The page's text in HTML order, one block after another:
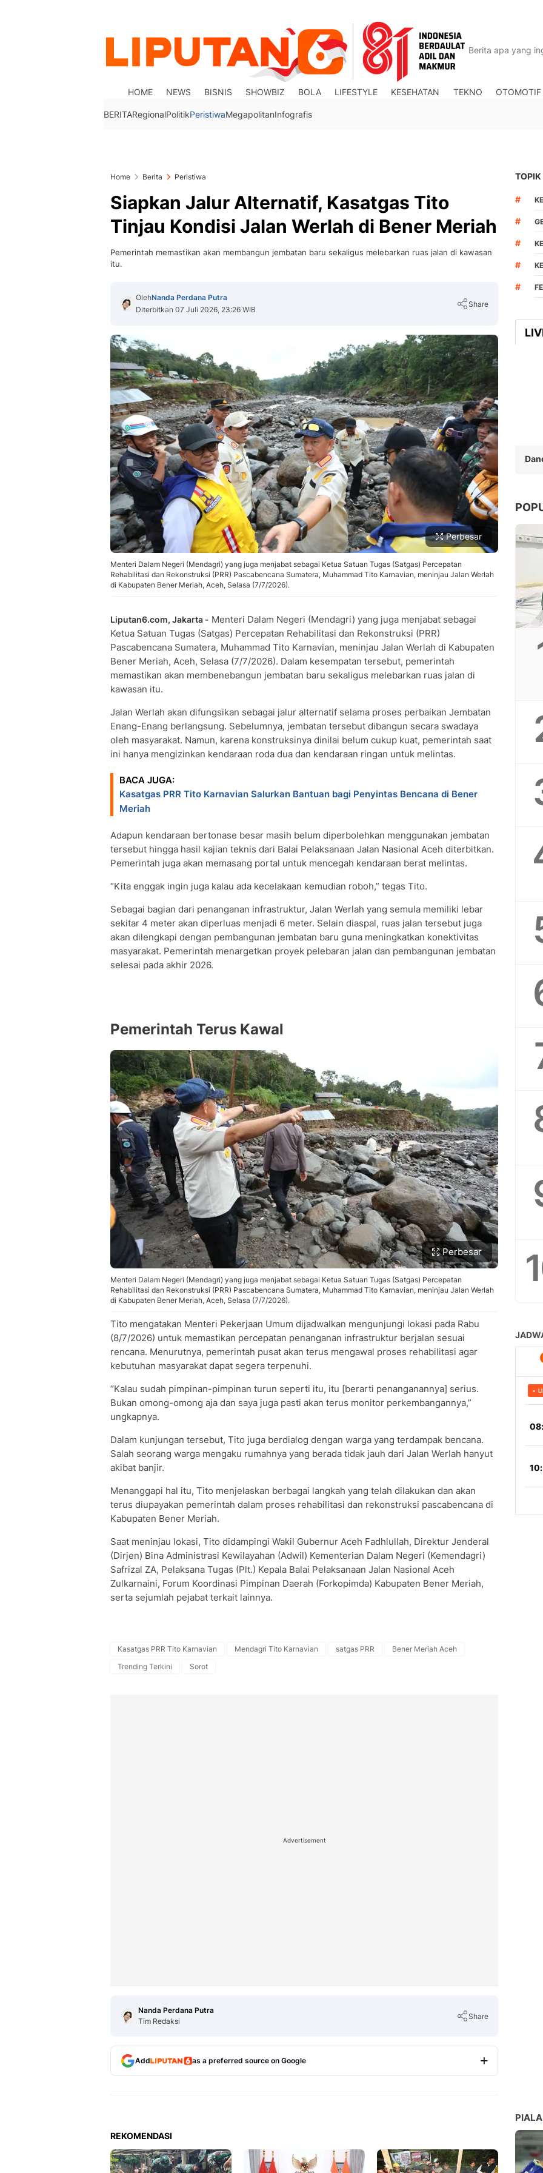
HOME NEWS BISNIS SHOWBIZ BOLA LIFESTYLE KESEHATAN TEKNO OTOMOTIF
BERITARegionalPolitikPeristiwaMegapolitanInfografis
Home Berita Peristiwa
Siapkan Jalur Alternatif, Kasatgas Tito
Tinjau Kondisi Jalan Werlah di Bener Meriah
Pemerintah memastikan akan membangun jembatan baru sekaligus melebarkan ruas jalan di kawasan
itu.
OlehNanda Perdana Putra
Diterbitkan 07 Juli 2026, 23:26 WIB
Share
Copy Link
Perbesar
Menteri Dalam Negeri (Mendagri) yang juga menjabat sebagai Ketua Satuan Tugas (Satgas) Percepatan
Rehabilitasi dan Rekonstruksi (PRR) Pascabencana Sumatera, Muhammad Tito Karnavian, meninjau Jalan Werlah
di Kabupaten Bener Meriah, Aceh, Selasa (7/7/2026).
Liputan6.com, Jakarta - Menteri Dalam Negeri (Mendagri) yang juga menjabat sebagai
Ketua Satuan Tugas (Satgas) Percepatan Rehabilitasi dan Rekonstruksi (PRR)
Pascabencana Sumatera, Muhammad Tito Karnavian, meninjau Jalan Werlah di Kabupaten
Bener Meriah, Aceh, Selasa (7/7/2026). Dalam kesempatan tersebut, pemerintah
memastikan akan membenebangun jembatan baru sekaligus melebarkan ruas jalan di
kawasan itu.
Jalan Werlah akan difungsikan sebagai jalur alternatif selama proses perbaikan Jembatan
Enang-Enang berlangsung. Sebelumnya, jembatan tersebut dibangun secara swadaya
oleh masyarakat. Namun, karena konstruksinya dinilai belum cukup kuat, pemerintah saat
ini hanya mengizinkan kendaraan roda dua dan kendaraan ringan untuk melintas.
BACA JUGA:
Kasatgas PRR Tito Karnavian Salurkan Bantuan bagi Penyintas Bencana di Bener
Meriah
Adapun kendaraan bertonase besar masih belum diperbolehkan menggunakan jembatan
tersebut hingga hasil kajian teknis dari Balai Pelaksanaan Jalan Nasional Aceh diterbitkan.
Pemerintah juga akan memasang portal untuk mencegah kendaraan berat melintas.
“Kita enggak ingin juga kalau ada kecelakaan kemudian roboh,” tegas Tito.
Sebagai bagian dari penanganan infrastruktur, Jalan Werlah yang semula memiliki lebar
sekitar 4 meter akan diperluas menjadi 6 meter. Selain diaspal, ruas jalan tersebut juga
akan dilengkapi dengan pembangunan jembatan baru guna meningkatkan konektivitas
masyarakat. Pemerintah menargetkan proyek pelebaran jalan dan pembangunan jembatan
selesai pada akhir 2026.
Pemerintah Terus Kawal
Perbesar
Menteri Dalam Negeri (Mendagri) yang juga menjabat sebagai Ketua Satuan Tugas (Satgas) Percepatan
Rehabilitasi dan Rekonstruksi (PRR) Pascabencana Sumatera, Muhammad Tito Karnavian, meninjau Jalan Werlah
di Kabupaten Bener Meriah, Aceh, Selasa (7/7/2026).
Tito mengatakan Menteri Pekerjaan Umum dijadwalkan mengunjungi lokasi pada Rabu
(8/7/2026) untuk memastikan percepatan penanganan infrastruktur berjalan sesuai
rencana. Menurutnya, pemerintah pusat akan terus mengawal proses rehabilitasi agar
kebutuhan masyarakat dapat segera terpenuhi.
“Kalau sudah pimpinan-pimpinan turun seperti itu, itu [berarti penanganannya] serius.
Bukan omong-omong aja dan saya juga pasti akan terus monitor perkembangannya,”
ungkapnya.
Dalam kunjungan tersebut, Tito juga berdialog dengan warga yang terdampak bencana.
Salah seorang warga mengaku rumahnya yang berada tidak jauh dari Jalan Werlah hanyut
akibat banjir.
Menanggapi hal itu, Tito menjelaskan berbagai langkah yang telah dilakukan dan akan
terus diupayakan pemerintah dalam proses rehabilitasi dan rekonstruksi pascabencana di
Kabupaten Bener Meriah.
Saat meninjau lokasi, Tito didampingi Wakil Gubernur Aceh Fadhlullah, Direktur Jenderal
(Dirjen) Bina Administrasi Kewilayahan (Adwil) Kementerian Dalam Negeri (Kemendagri)
Safrizal ZA, Pelaksana Tugas (Plt.) Kepala Balai Pelaksanaan Jalan Nasional Aceh
Zulkarnaini, Forum Koordinasi Pimpinan Daerah (Forkopimda) Kabupaten Bener Meriah,
serta sejumlah pejabat terkait lainnya.
Kasatgas PRR Tito Karnavian Mendagri Tito Karnavian satgas PRR
Bener Meriah Aceh
Trending Terkini
Sorot
Advertisement
Nanda Perdana Putra
Tim Redaksi
Share
Add as a preferred source on Google
REKOMENDASI
TOPIK
#
#
#
#
#